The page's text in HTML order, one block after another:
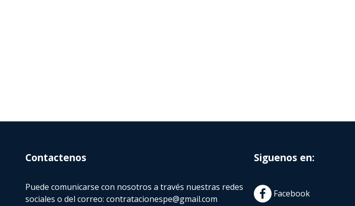
Contactenos
Puede comunicarse con nosotros a través nuestras redes
sociales o del correo:contratacionespe@gmail.com
Siguenos en:
Facebook